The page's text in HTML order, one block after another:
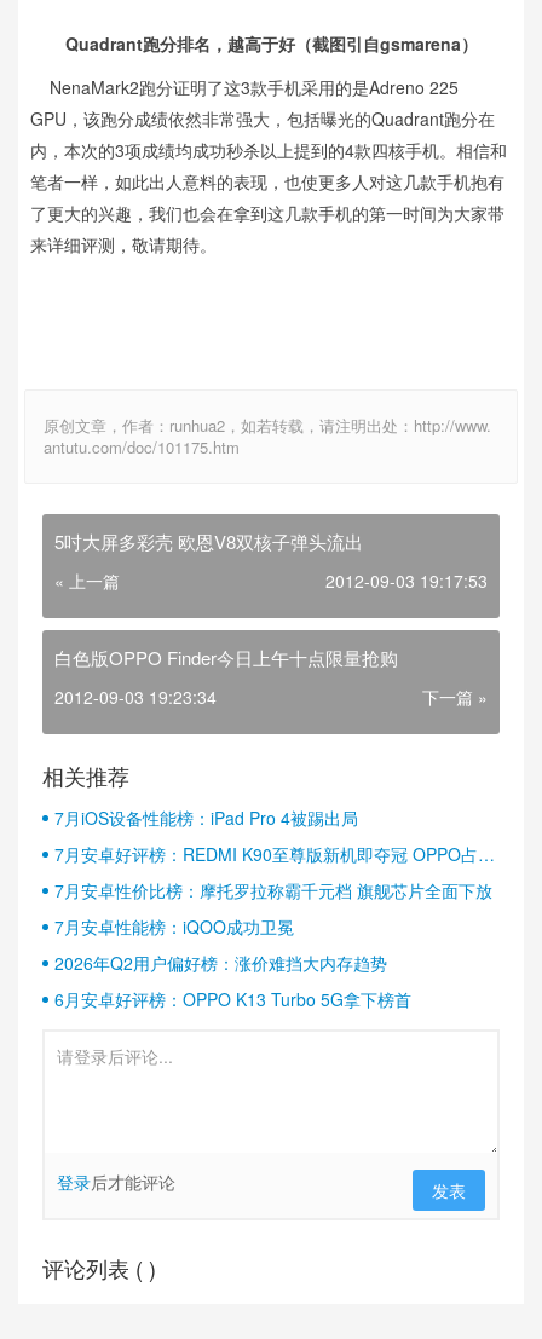
Quadrant跑分排名，越高于好（截图引自gsmarena）
NenaMark2跑分证明了这3款手机采用的是Adreno 225
GPU，该跑分成绩依然非常强大，包括曝光的Quadrant跑分在
内，本次的3项成绩均成功秒杀以上提到的4款四核手机。相信和
笔者一样，如此出人意料的表现，也使更多人对这几款手机抱有
了更大的兴趣，我们也会在拿到这几款手机的第一时间为大家带
来详细评测，敬请期待。
原创文章，作者：runhua2，如若转载，请注明出处：http://www.
antutu.com/doc/101175.htm
5吋大屏多彩壳 欧恩V8双核子弹头流出
« 上一篇 2012-09-03 19:17:53
白色版OPPO Finder今日上午十点限量抢购
2012-09-03 19:23:34 下一篇 »
相关推荐
7月iOS设备性能榜：iPad Pro 4被踢出局
7月安卓好评榜：REDMI K90至尊版新机即夺冠 OPPO占据
半壁江山
7月安卓性价比榜：摩托罗拉称霸千元档 旗舰芯片全面下放
7月安卓性能榜：iQOO成功卫冕
2026年Q2用户偏好榜：涨价难挡大内存趋势
6月安卓好评榜：OPPO K13 Turbo 5G拿下榜首
登录后才能评论 发表
评论列表 ( )